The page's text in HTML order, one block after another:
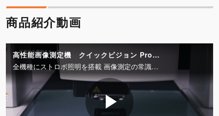
主な特長
仕様
外観寸法図
各種ダウンロード
アクセサリ・オプション
商品紹介動画